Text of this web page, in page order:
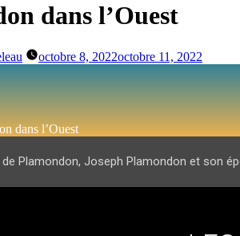
dans l’Ouest
octobre 8, 2022octobre 11, 2022
Plamondon, Joseph Plamondon et son